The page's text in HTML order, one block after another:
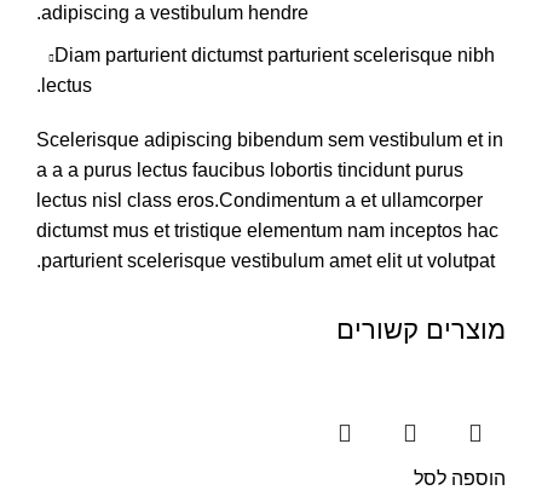
adipiscing a vestibulum hendre.
Diam parturient dictumst parturient scelerisque nibh
lectus.
Scelerisque adipiscing bibendum sem vestibulum et in
a a a purus lectus faucibus lobortis tincidunt purus
lectus nisl class eros.Condimentum a et ullamcorper
dictumst mus et tristique elementum nam inceptos hac
parturient scelerisque vestibulum amet elit ut volutpat.
מוצרים קשורים
הוספה לסל